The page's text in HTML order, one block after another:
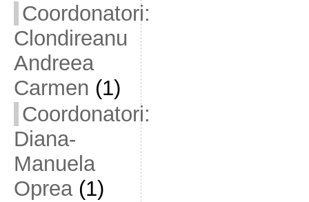
Coordonatori:
Clondireanu
Andreea
Carmen (1)
Coordonatori:
Diana-
Manuela
Oprea(1)